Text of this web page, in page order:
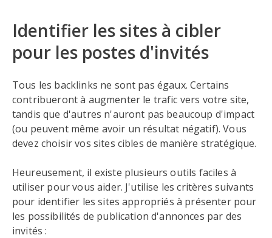
Identifier les sites à cibler
pour les postes d'invités
Tous les backlinks ne sont pas égaux. Certains
contribueront à augmenter le trafic vers votre site,
tandis que d'autres n'auront pas beaucoup d'impact
(ou peuvent même avoir un résultat négatif). Vous
devez choisir vos sites cibles de manière stratégique.
Heureusement, il existe plusieurs outils faciles à
utiliser pour vous aider. J'utilise les critères suivants
pour identifier les sites appropriés à présenter pour
les possibilités de publication d'annonces par des
invités :